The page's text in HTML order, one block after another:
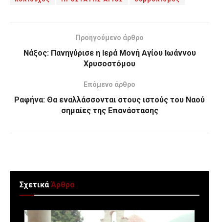
Προηγούμενο άρθρο
Νάξος: Πανηγύρισε η Ιερά Μονή Αγίου Ιωάννου
Χρυσοστόμου
Επόμενο άρθρο
Ραφήνα: Θα εναλλάσσονται στους ιστούς του Ναού
σημαίες της Επανάστασης
ΣχετικάΆρθρα